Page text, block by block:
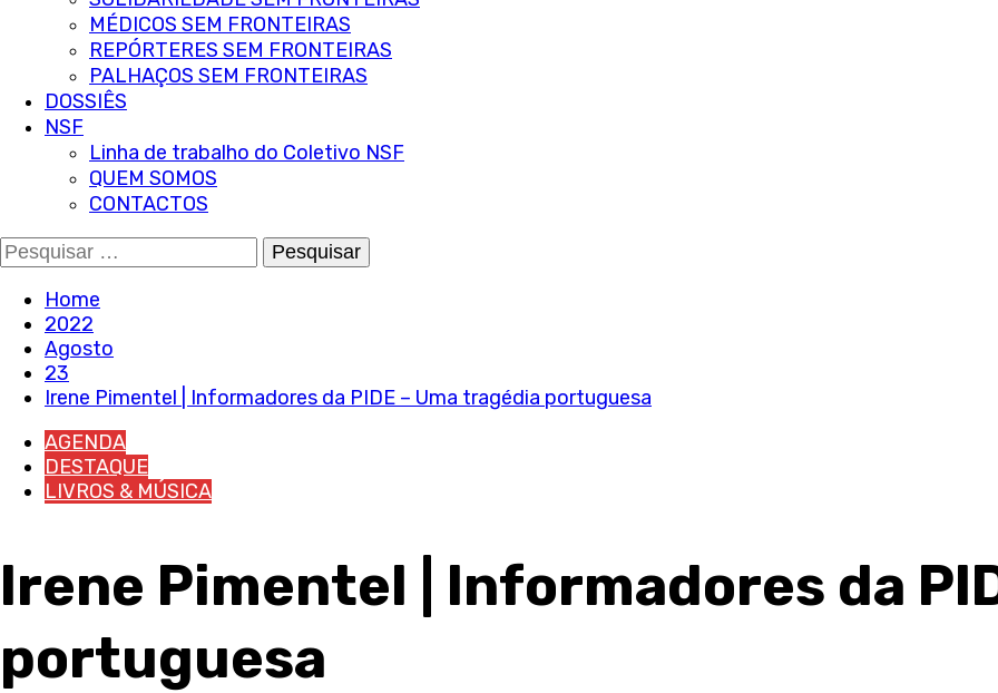
MÉDICOS SEM FRONTEIRAS
REPÓRTERES SEM FRONTEIRAS
PALHAÇOS SEM FRONTEIRAS
DOSSIÊS
NSF
Linha de trabalho do Coletivo NSF
QUEM SOMOS
CONTACTOS
Pesquisar
por:
Home
2022
Agosto
23
Irene Pimentel | Informadores da PIDE – Uma tragédia portuguesa
AGENDA
DESTAQUE
LIVROS & MÚSICA
Irene Pimentel | Informadores da
portuguesa